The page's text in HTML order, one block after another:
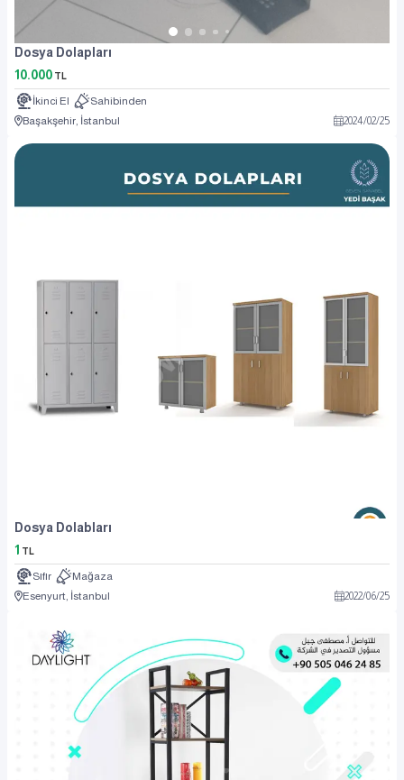
Dosya Dolapları
10.000 TL
İkinci El
Sahibinden
Başakşehir, İstanbul
2024/02/25
Dosya Dolabları
1 TL
Sıfır
Mağaza
Esenyurt, İstanbul
2022/06/25